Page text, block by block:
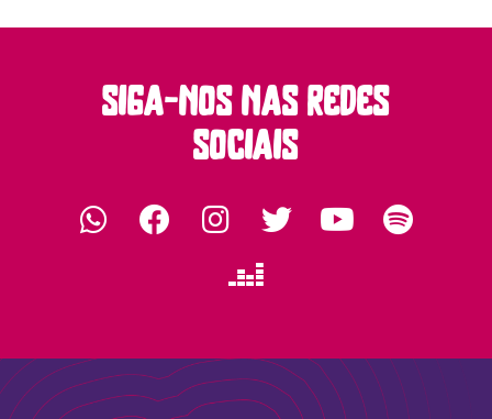
siga-nos nas redes
sociais